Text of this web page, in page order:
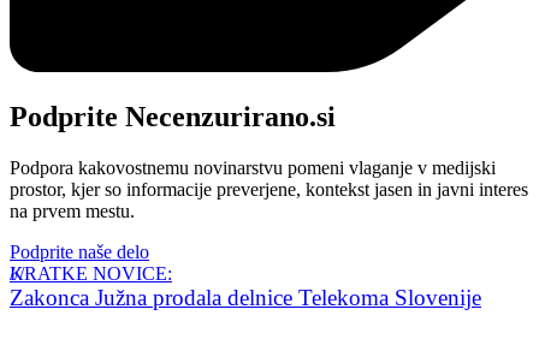
Podprite Necenzurirano.si
Podpora kakovostnemu novinarstvu pomeni vlaganje v medijski
prostor, kjer so informacije preverjene, kontekst jasen in javni interes
na prvem mestu.
Podprite naše delo
KRATKE NOVICE:
Zakonca Južna prodala delnice Telekoma Slovenije